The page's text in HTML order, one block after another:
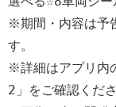
※期間・内容は予
す。
※詳細はアプリ内
2」をご確認くださ